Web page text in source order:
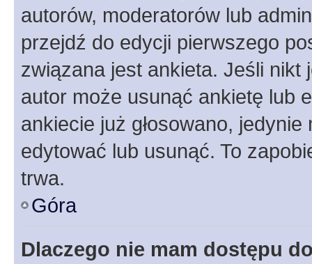
autorów, moderatorów lub
przejdź do edycji pierwszego
związana jest ankieta. Jeśli nikt
autor może usunąć ankietę lub
ankiecie już głosowano,
edytować lub usunąć. To
trwa.
Góra
Dlaczego nie mam dostępu